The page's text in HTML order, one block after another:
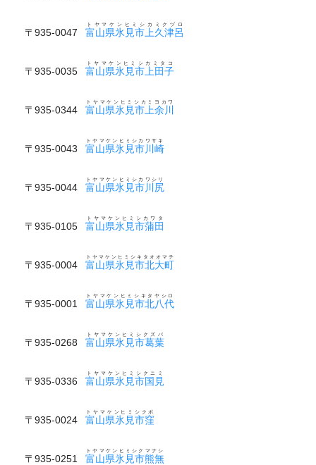
〒935-0047 富山県氷見市上久津呂
トヤマケンヒミシカミクヅロ
〒935-0035 富山県氷見市上田子
トヤマケンヒミシカミタコ
〒935-0344 富山県氷見市上余川
トヤマケンヒミシカミヨカワ
〒935-0043 富山県氷見市川崎
トヤマケンヒミシカワサキ
〒935-0044 富山県氷見市川尻
トヤマケンヒミシカワシリ
〒935-0105 富山県氷見市蒲田
トヤマケンヒミシカワタ
〒935-0004 富山県氷見市北大町
トヤマケンヒミシキタオオマチ
〒935-0001 富山県氷見市北八代
トヤマケンヒミシキタヤシロ
〒935-0268 富山県氷見市葛葉
トヤマケンヒミシクズバ
〒935-0336 富山県氷見市国見
トヤマケンヒミシクニミ
〒935-0024 富山県氷見市窪
トヤマケンヒミシクボ
〒935-0251 富山県氷見市熊無
トヤマケンヒミシクマナシ